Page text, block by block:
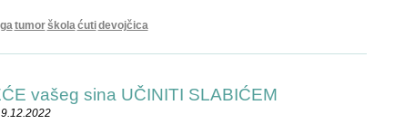
tumorškolaćutidevojčica
vašeg sina UČINITI SLABIĆEM